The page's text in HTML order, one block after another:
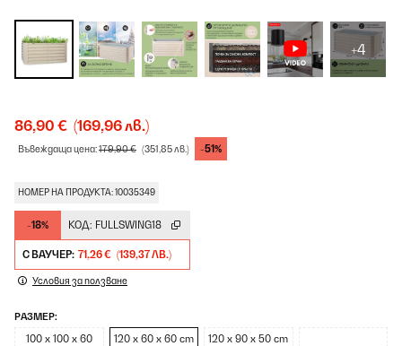
+4
86,90 € (169,96 лв.)
Въвеждаща цена:179,90 € (351,85 лв.) -51%
НОМЕР НА ПРОДУКТА: 10035349
-18% КОД: FULLSWING18
С ВАУЧЕР: 71,26 € (139,37 ЛВ.)
Условия за ползване
РАЗМЕР:
100 x 100 x 60
120 x 60 x 60 cm 120 x 90 x 50 cm